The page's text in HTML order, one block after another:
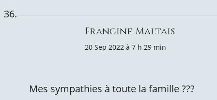
Francine Maltais
20 Sep 2022 à 7 h 29 min
Mes sympathies à toute la famille ???